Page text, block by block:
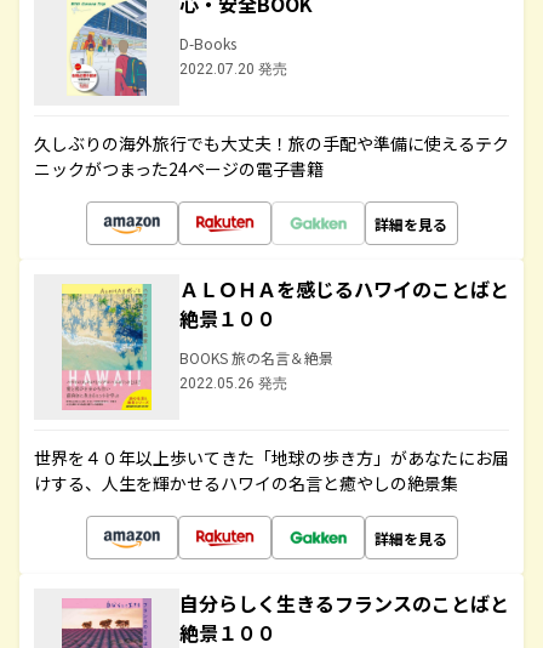
D-Books
2022.07.20 発売
久しぶりの海外旅行でも大丈夫！旅の手配や準備に使えるテク
ニックがつまった24ページの電子書籍
詳細を見る
ＡＬＯＨＡを感じるハワイのことばと
絶景１００
BOOKS 旅の名言＆絶景
2022.05.26 発売
世界を４０年以上歩いてきた「地球の歩き方」があなたにお届
けする、人生を輝かせるハワイの名言と癒やしの絶景集
詳細を見る
自分らしく生きるフランスのことばと
絶景１００